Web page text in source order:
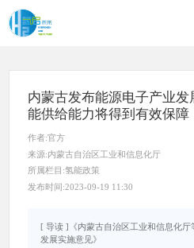
内蒙古发布能源电子产业
能供给能力将得到有效保障
作者:官方
来源:内蒙古自治区工业和信息化厅
所属栏目:氢能政策
发布时间:2023-09-19 11:30
[ 导读 ]《内蒙古自治区工业和信息化
发展实施意见》